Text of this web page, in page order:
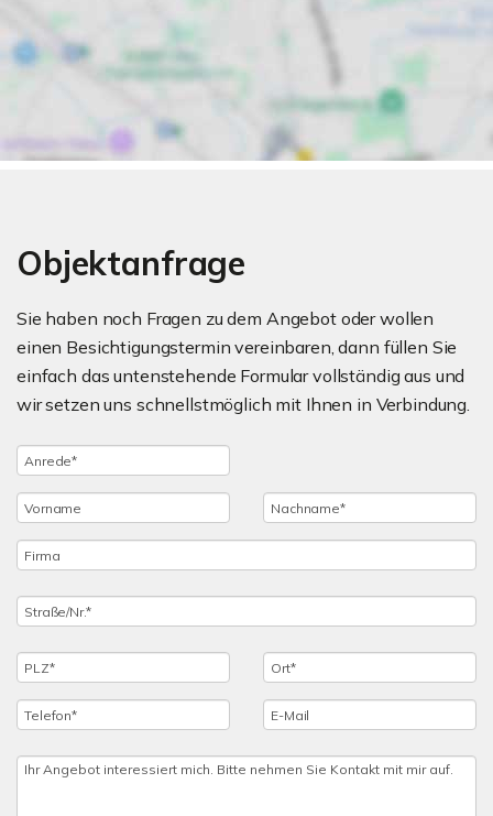
Objektanfrage
Sie haben noch Fragen zu dem Angebot oder wollen
einen Besichtigungstermin vereinbaren, dann füllen Sie
einfach das untenstehende Formular vollständig aus und
wir setzen uns schnellstmöglich mit Ihnen in Verbindung.